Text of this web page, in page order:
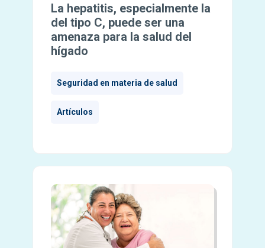
La hepatitis, especialmente la
del tipo C, puede ser una
amenaza para la salud del
hígado
Seguridad en materia de salud
Artículos